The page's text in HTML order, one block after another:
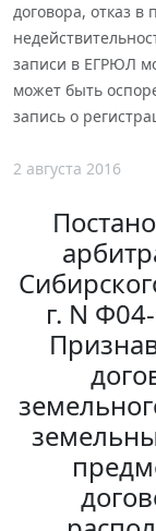
договора, отказ
записи в ЕГРЮЛ
может быть
запись о
2 августа 2016
г. N